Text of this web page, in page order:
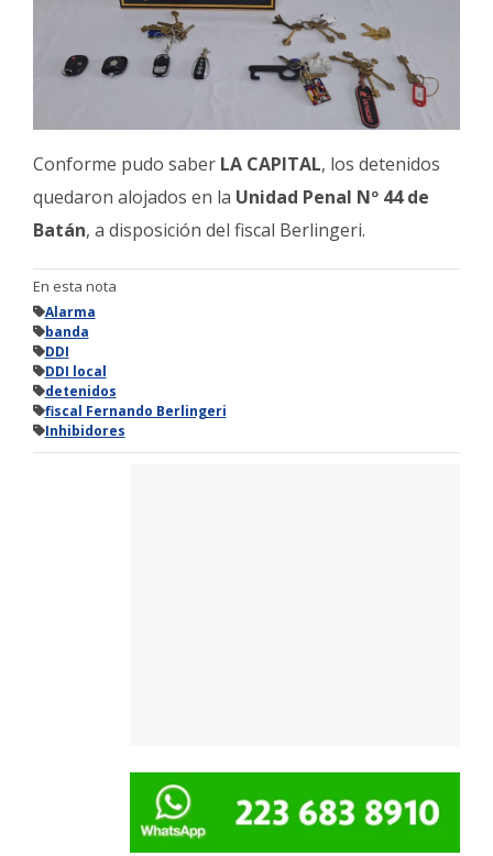
Conforme pudo saber LA CAPITAL, los detenidos
quedaron alojados en la Unidad Penal Nº 44 de
Batán, a disposición del fiscal Berlingeri.
En esta nota
Alarma
banda
DDI
DDI local
detenidos
fiscal Fernando Berlingeri
Inhibidores